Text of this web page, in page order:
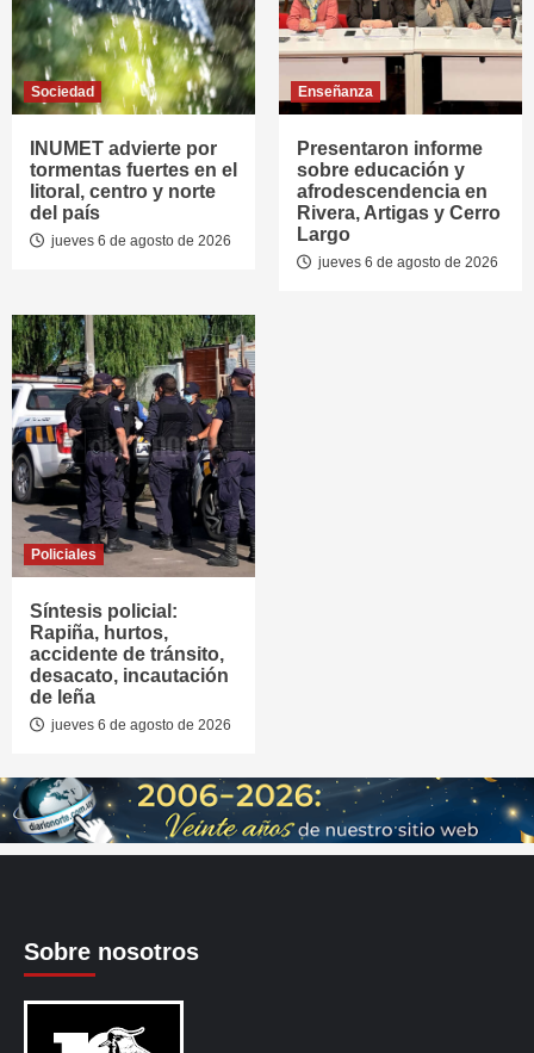
Sociedad
INUMET advierte por
tormentas fuertes en el
litoral, centro y norte
del país
jueves 6 de agosto de 2026
Enseñanza
Presentaron informe
sobre educación y
afrodescendencia en
Rivera, Artigas y Cerro
Largo
jueves 6 de agosto de 2026
Policiales
Síntesis policial:
Rapiña, hurtos,
accidente de tránsito,
desacato, incautación
de leña
jueves 6 de agosto de 2026
Sobre nosotros